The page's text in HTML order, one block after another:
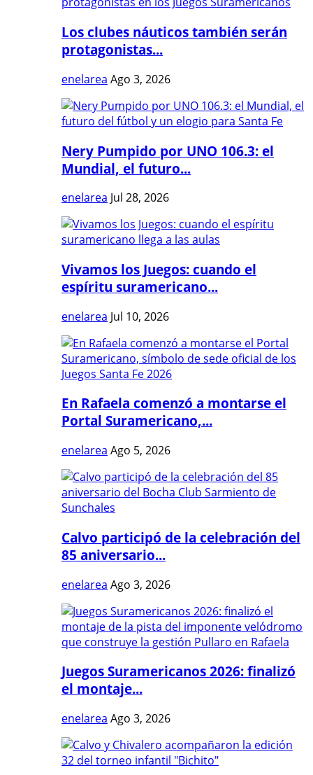
Los clubes náuticos también serán
protagonistas...
enelarea Ago 3, 2026
Nery Pumpido por UNO 106.3: el
Mundial, el futuro...
enelarea Jul 28, 2026
Vivamos los Juegos: cuando el
espíritu suramericano...
enelarea Jul 10, 2026
En Rafaela comenzó a montarse el
Portal Suramericano,...
enelarea Ago 5, 2026
Calvo participó de la celebración del
85 aniversario...
enelarea Ago 3, 2026
Juegos Suramericanos 2026: finalizó
el montaje...
enelarea Ago 3, 2026